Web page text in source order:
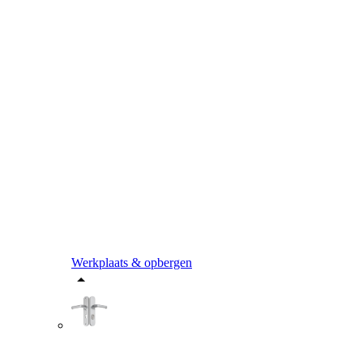
Werkplaats & opbergen